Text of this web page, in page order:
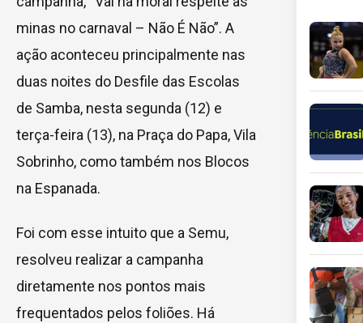
minas no carnaval – Não É Não”. A
ação aconteceu principalmente nas
duas noites do Desfile das Escolas
de Samba, nesta segunda (12) e
terça-feira (13), na Praça do Papa, Vila
Sobrinho, como também nos Blocos
na Espanada.
Foi com esse intuito que a Semu,
resolveu realizar a campanha
diretamente nos pontos mais
frequentados pelos foliões. Há